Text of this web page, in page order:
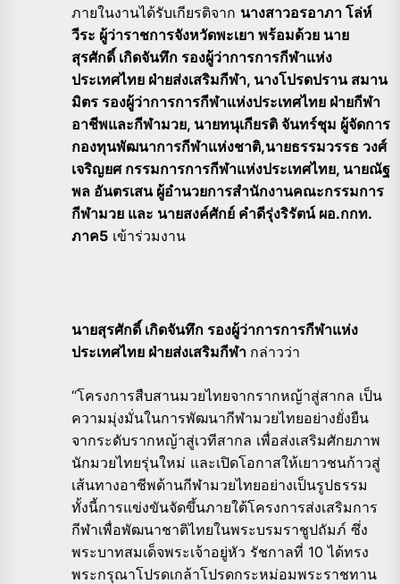
ภายในงานได้รับเกียรติจาก นางสาวอรอาภา โล่ห์
วีระ ผู้ว่าราชการจังหวัดพะเยา พร้อมด้วย นาย
สุรศักดิ์ เกิดจันทึก รองผู้ว่าการการกีฬาแห่ง
ประเทศไทย ฝ่ายส่งเสริมกีฬา, นางโปรดปราน สมาน
มิตร รองผู้ว่าการการกีฬาแห่งประเทศไทย ฝ่ายกีฬา
อาชีพและกีฬามวย, นายทนุเกียรติ จันทร์ชุม ผู้จัดการ
กองทุนพัฒนาการกีฬาแห่งชาติ,นายธรรมวรรธ วงศ์
เจริญยศ กรรมการการกีฬาแห่งประเทศไทย, นายณัฐ
พล อันตรเสน ผู้อำนวยการสำนักงานคณะกรรมการ
กีฬามวย และ นายสงค์ศักย์ คำดีรุ่งริรัตน์ ผอ.กกท.
ภาค5 เข้าร่วมงาน
นายสุรศักดิ์ เกิดจันทึก รองผู้ว่าการการกีฬาแห่ง
ประเทศไทย ฝ่ายส่งเสริมกีฬา กล่าวว่า
“โครงการสืบสานมวยไทยจากรากหญ้าสู่สากล เป็น
ความมุ่งมั่นในการพัฒนากีฬามวยไทยอย่างยั่งยืน
จากระดับรากหญ้าสู่เวทีสากล เพื่อส่งเสริมศักยภาพ
นักมวยไทยรุ่นใหม่ และเปิดโอกาสให้เยาวชนก้าวสู่
เส้นทางอาชีพด้านกีฬามวยไทยอย่างเป็นรูปธรรม
ทั้งนี้การแข่งขันจัดขึ้นภายใต้โครงการส่งเสริมการ
กีฬาเพื่อพัฒนาชาติไทยในพระบรมราชูปถัมภ์ ซึ่ง
พระบาทสมเด็จพระเจ้าอยู่หัว รัชกาลที่ 10 ได้ทรง
พระกรุณาโปรดเกล้าโปรดกระหม่อมพระราชทาน